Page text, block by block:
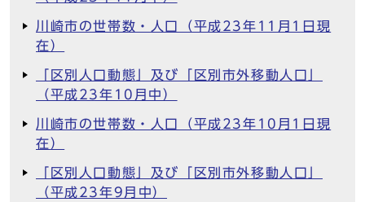
川崎市の世帯数・人口（平成23年11月1日現
在）
「区別人口動態」及び「区別市外移動人口」
（平成23年10月中）
川崎市の世帯数・人口（平成23年10月1日現
在）
「区別人口動態」及び「区別市外移動人口」
（平成23年9月中）